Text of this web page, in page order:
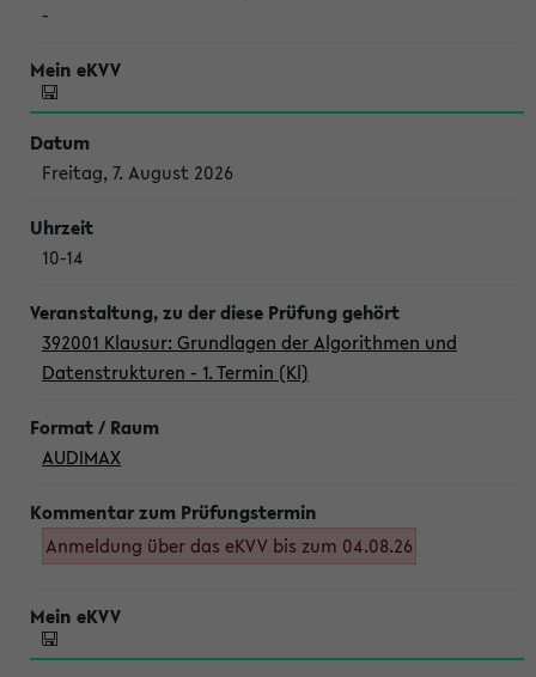
-
Freitag, 7. August 2026
10-14
392001 Klausur: Grundlagen der Algorithmen und
Datenstrukturen - 1. Termin (Kl)
AUDIMAX
Anmeldung über das eKVV bis zum 04.08.26